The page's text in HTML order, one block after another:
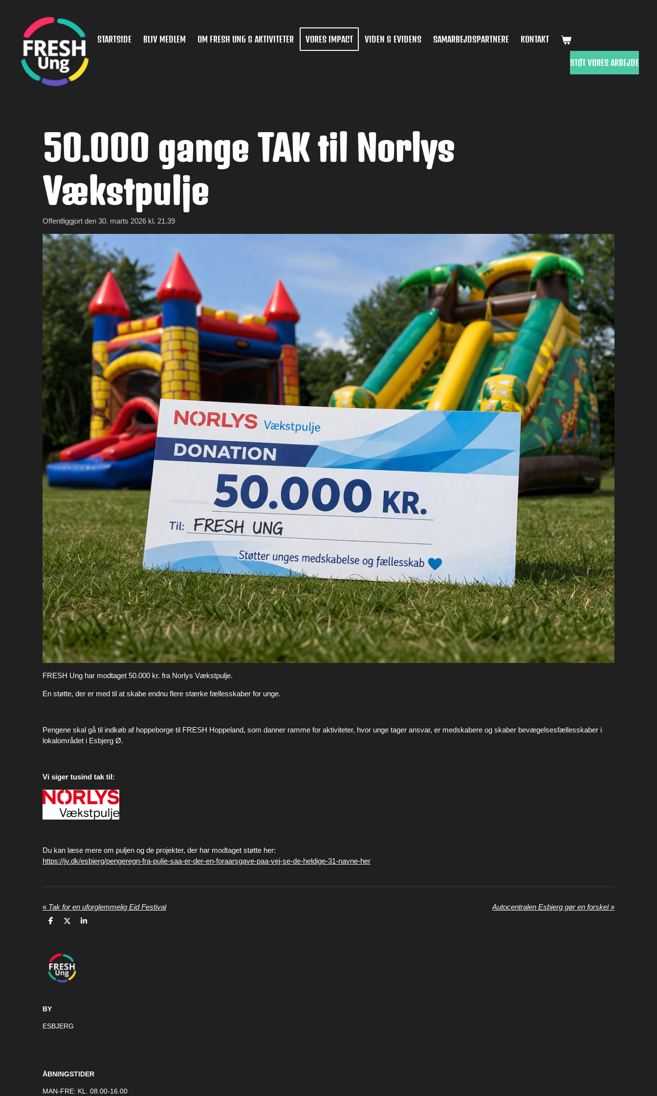
hovedindhold
STARTSIDE BLIV MEDLEM OM FRESH UNG & AKTIVITETER VORES IMPACT VIDEN & EVIDENS SAMARBEJDSPARTNERE KONTAKT
STØT VORES ARBEJDE
50.000 gange TAK til Norlys
Vækstpulje
Offentliggjort den 30. marts 2026 kl. 21.39
FRESH Ung har modtaget 50.000 kr. fra Norlys Vækstpulje.
En støtte, der er med til at skabe endnu flere stærke fællesskaber for unge.
Pengene skal gå til indkøb af hoppeborge til FRESH Hoppeland, som danner ramme for aktiviteter, hvor unge tager ansvar, er medskabere og skaber bevægelsesfællesskaber i
lokalområdet i Esbjerg Ø.
Vi siger tusind tak til:
Du kan læse mere om puljen og de projekter, der har modtaget støtte her:
https://jv.dk/esbjerg/pengeregn-fra-pulje-saa-er-der-en-foraarsgave-paa-vej-se-de-heldige-31-navne-her
« Tak for en uforglemmelig Eid Festival Autocentralen Esbjerg gør en forskel »
D
D
D
BY
ESBJERG
ÅBNINGSTIDER
MAN-FRE: KL. 08.00-16.00